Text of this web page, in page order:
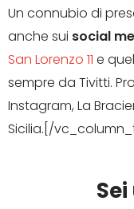
Un connubio di
anche sui social
San Lorenzo 11 e
sempre da Tivitti.
Instagram, La
Sicilia.[/